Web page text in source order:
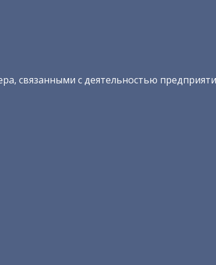
связанными с деятельностью